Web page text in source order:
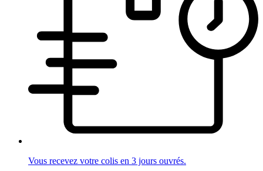
Vous recevez votre colis en 3 jours ouvrés.